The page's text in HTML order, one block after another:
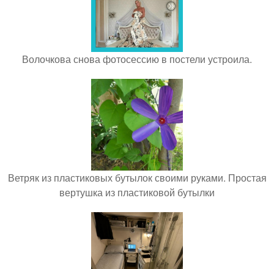
Волочкова снова фотосессию в постели устроила.
Ветряк из пластиковых бутылок своими руками. Простая
вертушка из пластиковой бутылки